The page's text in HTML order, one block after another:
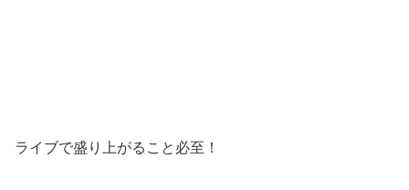
ライブで盛り上がること必至！